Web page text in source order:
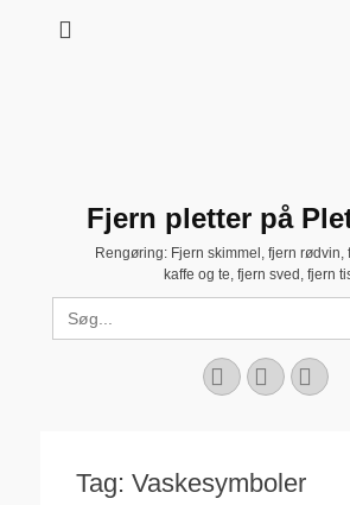
Fjern pletter på
Rengøring: Fjern skimmel, fjern
kaffe og te, fjern sved, fjern
Search
for:
Facebook
YouTube
Tag: Vaskesymboler